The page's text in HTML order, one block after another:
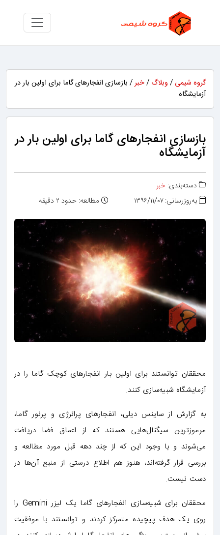
گروه شیمی / وبلاگ /خبر/ بازسازی انفجارهای گاما برای اولین بار در
آزمایشگاه
بازسازی انفجارهای گاما برای اولین بار در
آزمایشگاه
دسته‌بندی: خبر
به‌روزرسانی: ۱۳۹۶/۱۱/۰۷
مطالعه: حدود ۲ دقیقه
محققان توانستند برای اولین بار انفجارهای کوچک گاما را در
آزمایشگاه شبیه‌سازی کنند.
به گزارش از ساینس دیلی، انفجارهای پرانرژی و پرنور گاما،
مرموزترین سیگنال‌هایی هستند که از اعماق فضا دریافت
می‌شوند و با وجود این که از چند دهه قبل مورد مطالعه و
بررسی قرار گرفته‌اند، هنوز هم اطلاع درستی از منبع آن‌ها در
دست نیست.
محققان برای شبیه‌سازی انفجارهای گاما یک لیزر Gemini را
روی یک هدف پیچیده متمرکز کردند و توانستند با موفقیت